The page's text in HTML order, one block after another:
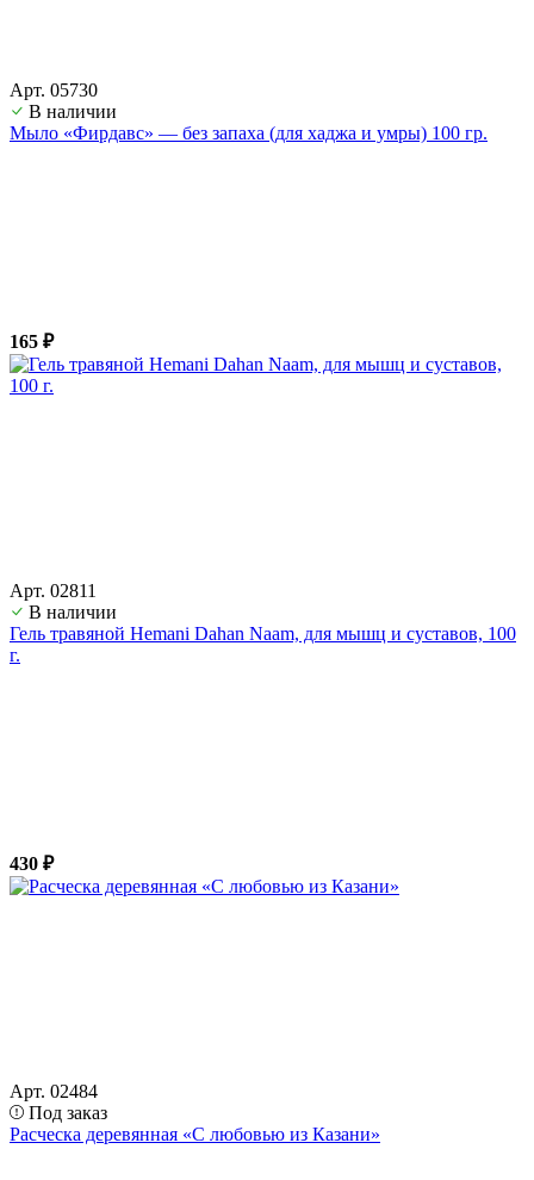
Арт. 05730
В наличии
Мыло «Фирдавс» — без запаха (для хаджа и умры) 100 гр.
165 ₽
Арт. 02811
В наличии
Гель травяной Hemani Dahan Naam, для мышц и суставов, 100
г.
430 ₽
Арт. 02484
Под заказ
Расческа деревянная «С любовью из Казани»